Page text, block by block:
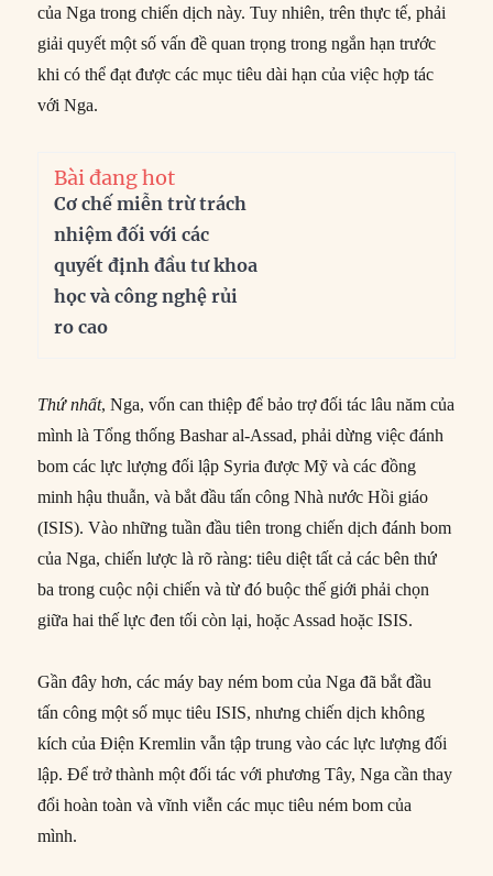
của Nga trong chiến dịch này. Tuy nhiên, trên thực tế, phải
giải quyết một số vấn đề quan trọng trong ngắn hạn trước
khi có thể đạt được các mục tiêu dài hạn của việc hợp tác
với Nga.
Bài đang hot
Cơ chế miễn trừ trách
nhiệm đối với các
quyết định đầu tư khoa
học và công nghệ rủi
ro cao
Thứ nhất, Nga, vốn can thiệp để bảo trợ đối tác lâu năm của
mình là Tổng thống Bashar al-Assad, phải dừng việc đánh
bom các lực lượng đối lập Syria được Mỹ và các đồng
minh hậu thuẫn, và bắt đầu tấn công Nhà nước Hồi giáo
(ISIS). Vào những tuần đầu tiên trong chiến dịch đánh bom
của Nga, chiến lược là rõ ràng: tiêu diệt tất cả các bên thứ
ba trong cuộc nội chiến và từ đó buộc thế giới phải chọn
giữa hai thế lực đen tối còn lại, hoặc Assad hoặc ISIS.
Gần đây hơn, các máy bay ném bom của Nga đã bắt đầu
tấn công một số mục tiêu ISIS, nhưng chiến dịch không
kích của Điện Kremlin vẫn tập trung vào các lực lượng đối
lập. Để trở thành một đối tác với phương Tây, Nga cần thay
đổi hoàn toàn và vĩnh viễn các mục tiêu ném bom của
mình.